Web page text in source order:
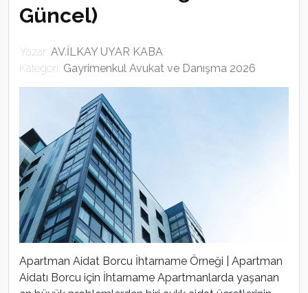
Güncel)
Yazar: AV.İLKAY UYAR KABA
Kategori: Gayrimenkul Avukat ve Danışma 2026
Apartman Aidat Borcu İhtarname Örneği | Apartman
Aidatı Borcu için İhtarname Apartmanlarda yaşanan